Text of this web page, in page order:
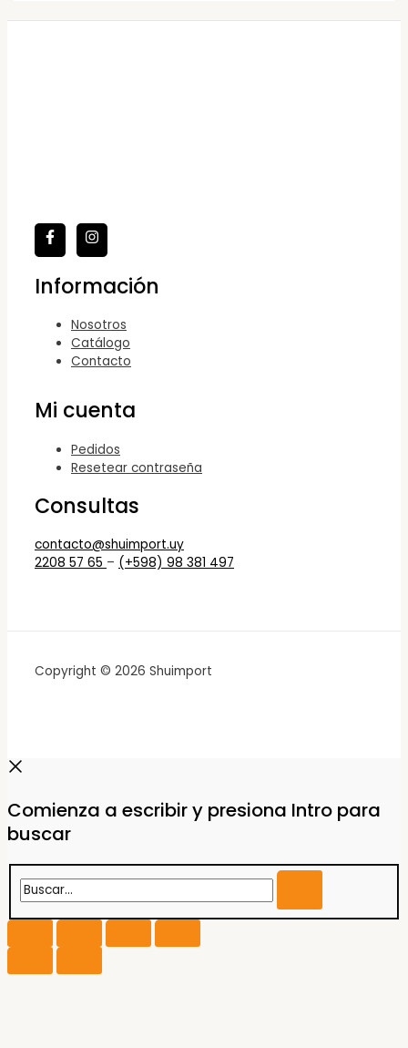
Información
Nosotros
Catálogo
Contacto
Mi cuenta
Pedidos
Resetear contraseña
Consultas
contacto@shuimport.uy
2208 57 65 – (+598) 98 381 497
Copyright © 2026 Shuimport
Comienza a escribir y presiona Intro para
buscar